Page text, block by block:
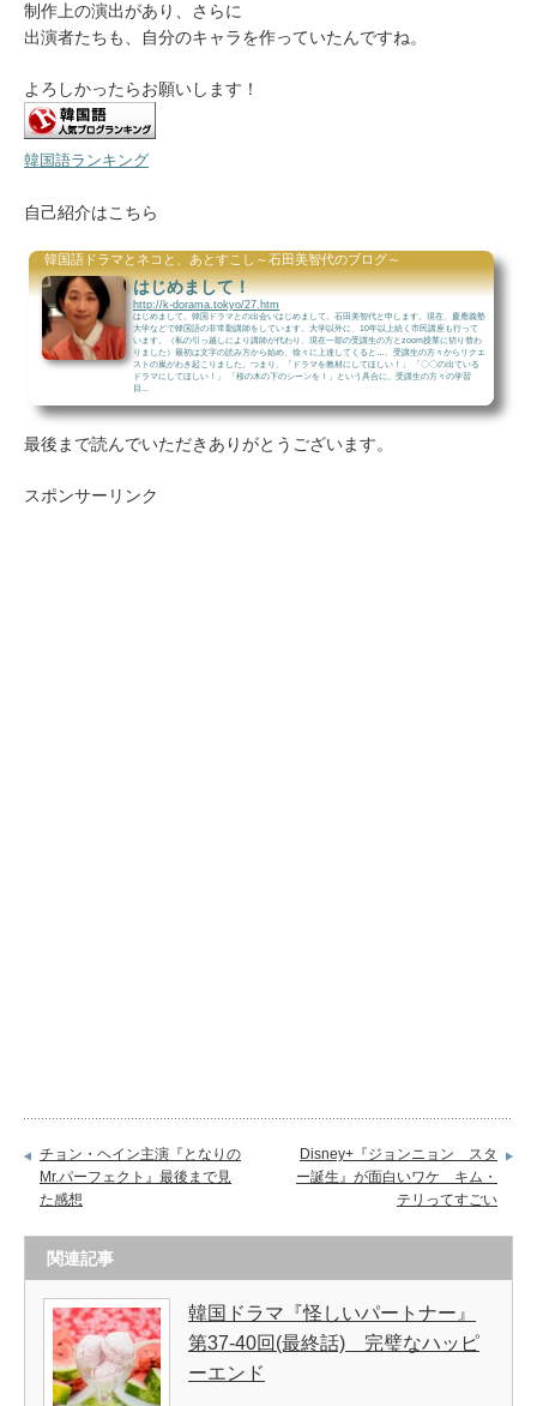
制作上の演出があり、さらに
出演者たちも、自分のキャラを作っていたんですね。
よろしかったらお願いします！
韓国語ランキング
自己紹介はこちら
韓国語ドラマとネコと、あとすこし～石田美智代のブログ～
はじめまして！
http://k-dorama.tokyo/27.htm
はじめまして。韓国ドラマとの出会いはじめまして。石田美智代と申します。現在、慶應義塾
大学などで韓国語の非常勤講師をしています。大学以外に、10年以上続く市民講座も行って
います。（私の引っ越しにより講師が代わり、現在一部の受講生の方とzoom授業に切り替わ
りました）最初は文字の読み方から始め、徐々に上達してくると…、受講生の方々からリクエ
ストの嵐がわき起こりました。つまり、「ドラマを教材にしてほしい！」 「〇〇の出ている
ドラマにしてほしい！」 「桜の木の下のシーンを！」という具合に。受講生の方々の学習
目...
最後まで読んでいただきありがとうございます。
スポンサーリンク
チョン・ヘイン主演『となりの
Mr.パーフェクト』最後まで見
た感想
Disney+『ジョンニョン スタ
ー誕生』が面白いワケ キム・
テリってすごい
関連記事
韓国ドラマ『怪しいパートナー』
第37-40回(最終話) 完璧なハッピ
ーエンド